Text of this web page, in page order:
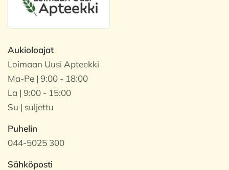
Aukioloajat
Loimaan Uusi Apteekki
Ma-Pe | 9:00 - 18:00
La | 9:00 - 15:00
Su | suljettu
Puhelin
044-5025 300
Sähköposti